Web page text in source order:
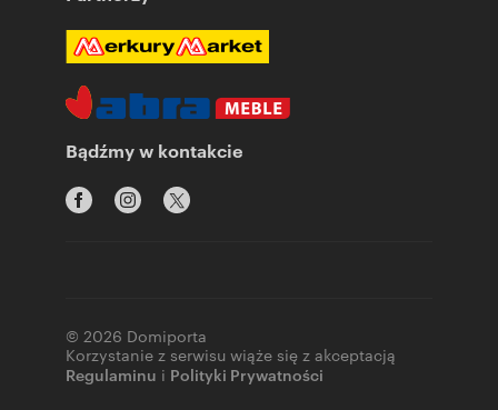
Bądźmy w kontakcie
© 2026 Domiporta
Korzystanie z serwisu wiąże się z akceptacją
Regulaminu i Polityki Prywatności